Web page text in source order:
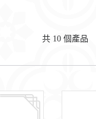
共 10 個產品